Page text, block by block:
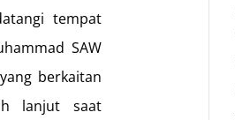
tempat
SAW
berkaitan
lanjut saat